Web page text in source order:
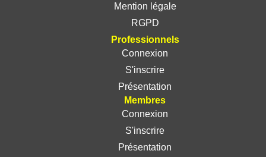
Mention légale
RGPD
Professionnels
Connexion
S'inscrire
Présentation
Membres
Connexion
S'inscrire
Présentation